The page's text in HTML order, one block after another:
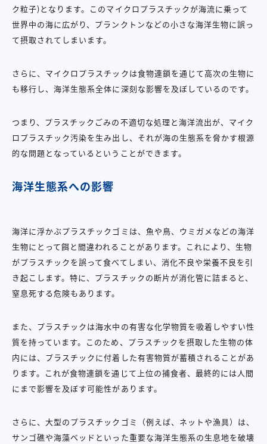
ク粒子)となります。このマイクロプラスチックが海流に乗って
世界中の海に広がり、プランクトンなどの小さな海洋生物に誤っ
て摂取されてしまいます。
さらに、マイクロプラスチックは食物連鎖を通じて高次の生物に
も移行し、海洋生態系全体に深刻な影響を及ぼしているのです。
つまり、プラスチックごみの不適切な処理と海洋流出が、マイク
ロプラスチック汚染を生み出し、それが海の生態系を脅かす根源
的な問題となっているということができます。
海洋生態系への影響
海洋に浮かぶプラスチックゴミは、魚や鳥、ウミガメなどの海洋
生物にとって餌と間違われることがあります。これにより、生物
がプラスチックを誤って食べてしまい、消化不良や栄養不良を引
き起こします。特に、プラスチックの断片が消化管に詰まると、
窒息死する危険もあります。
また、プラスチックは海水中の有害な化学物質を吸着しやすい性
質を持っています。このため、プラスチックを摂取した生物の体
内には、プラスチックに付着した有害物質が蓄積されることがあ
ります。これが食物連鎖を通じて上位の捕食者、最終的には人間
にまで影響を及ぼす可能性があります。
さらに、大型のプラスチックゴミ（例えば、ネットや漁具）は、
サンゴ礁や海藻ベッドといった重要な海洋生態系の生息地を破壊